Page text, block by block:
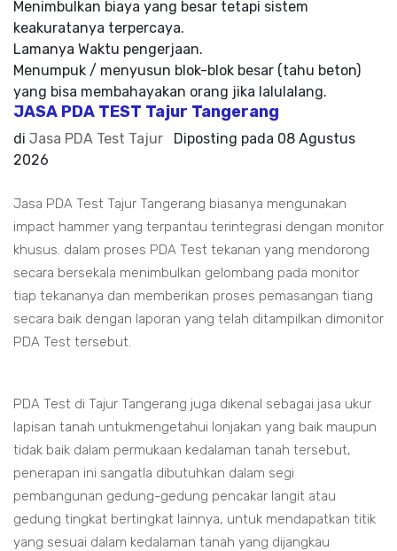
Menimbulkan biaya yang besar tetapi sistem
keakuratanya terpercaya.
Lamanya Waktu pengerjaan.
Menumpuk / menyusun blok-blok besar (tahu beton)
yang bisa membahayakan orang jika lalulalang.
JASA PDA TEST Tajur Tangerang
di Jasa PDA Test Tajur Diposting pada 08 Agustus
2026
Jasa PDA Test Tajur Tangerang biasanya mengunakan
impact hammer yang terpantau terintegrasi dengan monitor
khusus. dalam proses PDA Test tekanan yang mendorong
secara bersekala menimbulkan gelombang pada monitor
tiap tekananya dan memberikan proses pemasangan tiang
secara baik dengan laporan yang telah ditampilkan dimonitor
PDA Test tersebut.
PDA Test di Tajur Tangerang juga dikenal sebagai jasa ukur
lapisan tanah untukmengetahui lonjakan yang baik maupun
tidak baik dalam permukaan kedalaman tanah tersebut,
penerapan ini sangatla dibutuhkan dalam segi
pembangunan gedung-gedung pencakar langit atau
gedung tingkat bertingkat lainnya, untuk mendapatkan titik
yang sesuai dalam kedalaman tanah yang dijangkau